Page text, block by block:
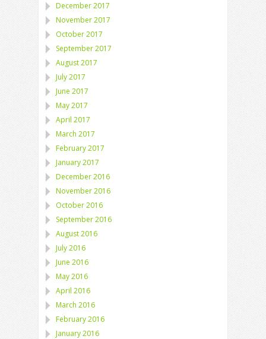
December 2017
November 2017
October 2017
September 2017
August 2017
July 2017
June 2017
May 2017
April 2017
March 2017
February 2017
January 2017
December 2016
November 2016
October 2016
September 2016
August 2016
July 2016
June 2016
May 2016
April 2016
March 2016
February 2016
January 2016